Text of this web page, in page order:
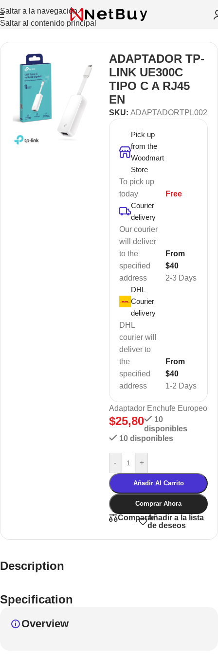
Saltar a la navegación
Saltar al contenido principal
Inicio/ Variedad De Accesorios
ADAPTADOR TP-
LINK UE300C
TIPO C A RJ45
EN
SKU: ADAPTADORTPL002
Pick up
from the
Woodmart
Store
To pick up
today
Free
Courier
delivery
Our courier
will deliver
to the
specified
address
2-3 Days
From
$40
DHL
Courier
delivery
DHL
courier will
deliver to
the
specified
address
1-2 Days
From
$40
Adaptador Enchufe Europeo
$25,80
10
disponibles
10 disponibles
- +
Añadir Al Carrito
Comprar Ahora
CompararAñadir a la lista
de deseos
Description
Specification
Overview